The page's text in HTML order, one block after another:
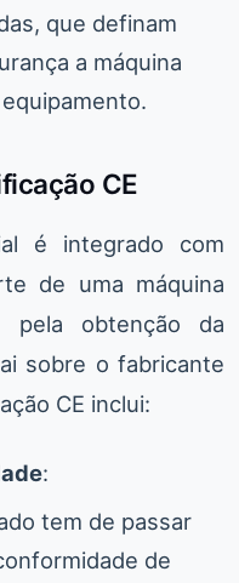
que definam
a máquina
CE
é integrado com
de uma máquina
pela obtenção da
sobre o fabricante
CE inclui:
:
tem de passar
de